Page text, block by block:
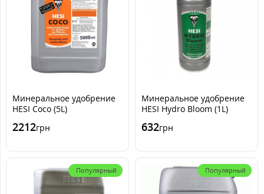
Минеральное удобрение
HESI Coco (5L)
2212грн
Минеральное удобрение
HESI Hydro Bloom (1L)
632грн
Популярный Популярный